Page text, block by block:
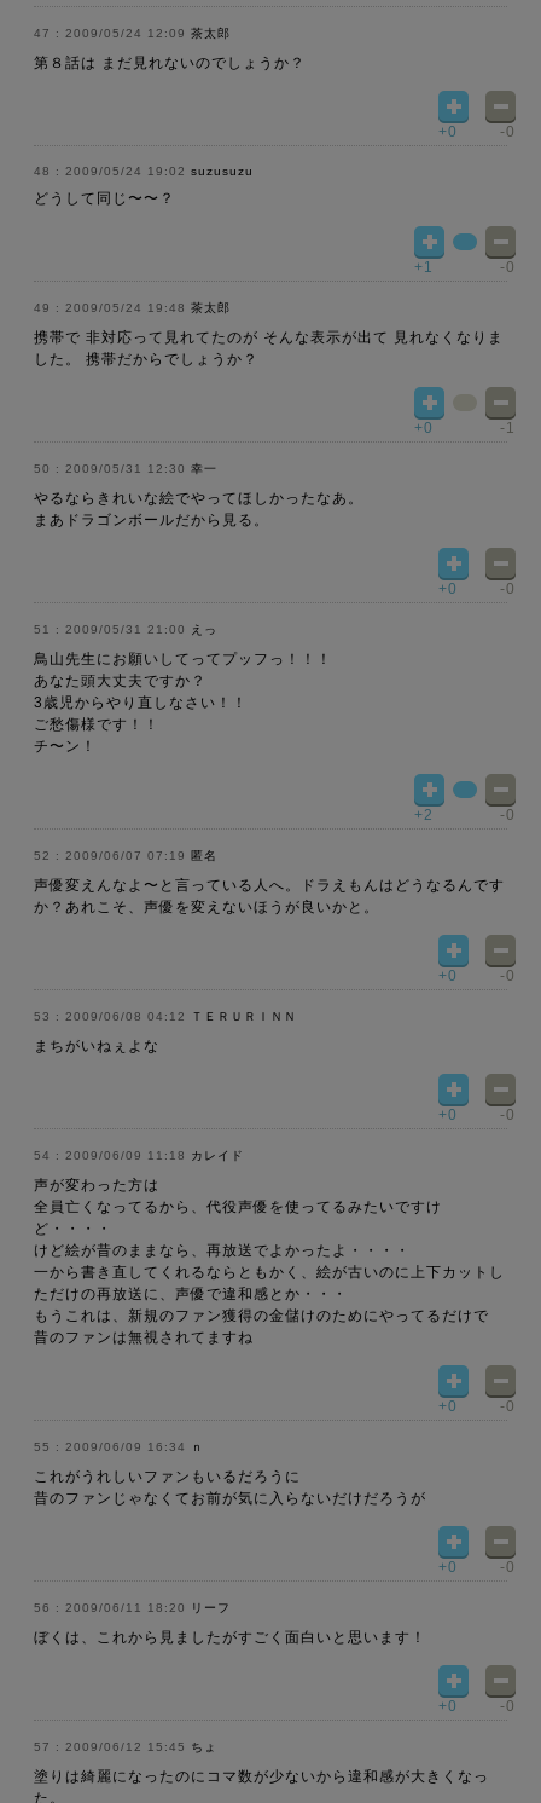
2009/05/24 12:09 茶太郎
第８話は まだ見れないのでしょうか？
+0 -0
2009/05/24 19:02 suzusuzu
どうして同じ〜〜？
+1 -0
2009/05/24 19:48 茶太郎
携帯で 非対応って見れてたのが そんな表示が出て 見れなくなりま
した。 携帯だからでしょうか？
+0 -1
2009/05/31 12:30 幸一
やるならきれいな絵でやってほしかったなあ。
まあドラゴンボールだから見る。
+0 -0
2009/05/31 21:00 えっ
鳥山先生にお願いしてってプッフっ！！！
あなた頭大丈夫ですか？
3歳児からやり直しなさい！！
ご愁傷様です！！
チ〜ン！
+2 -0
2009/06/07 07:19 匿名
声優変えんなよ〜と言っている人へ。ドラえもんはどうなるんです
か？あれこそ、声優を変えないほうが良いかと。
+0 -0
2009/06/08 04:12 ＴＥＲＵＲＩＮＮ
まちがいねぇよな
+0 -0
2009/06/09 11:18 カレイド
声が変わった方は
全員亡くなってるから、代役声優を使ってるみたいですけ
ど・・・・
けど絵が昔のままなら、再放送でよかったよ・・・・
一から書き直してくれるならともかく、絵が古いのに上下カットし
ただけの再放送に、声優で違和感とか・・・
もうこれは、新規のファン獲得の金儲けのためにやってるだけで
昔のファンは無視されてますね
+0 -0
2009/06/09 16:34 ｎ
これがうれしいファンもいるだろうに
昔のファンじゃなくてお前が気に入らないだけだろうが
+0 -0
2009/06/11 18:20 リーフ
ぼくは、これから見ましたがすごく面白いと思います！
+0 -0
2009/06/12 15:45 ちょ
塗りは綺麗になったのにコマ数が少ないから違和感が大きくなっ
た。